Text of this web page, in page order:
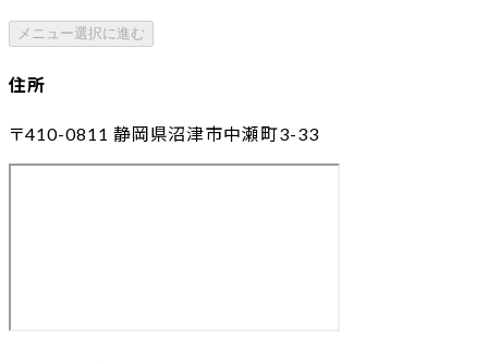
メニュー選択に進む
住所
〒410-0811 静岡県沼津市中瀬町3-33